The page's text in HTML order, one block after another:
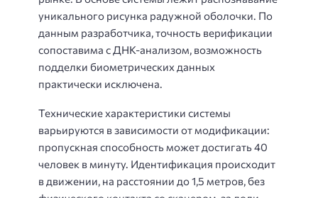
уникального рисунка радужной оболочки. По
данным разработчика, точность верификации
сопоставима с ДНК-анализом, возможность
подделки биометрических данных
практически исключена.
Технические характеристики системы
варьируются в зависимости от модификации:
пропускная способность может достигать 40
человек в минуту. Идентификация происходит
в движении, на расстоянии до 1,5 метров, без